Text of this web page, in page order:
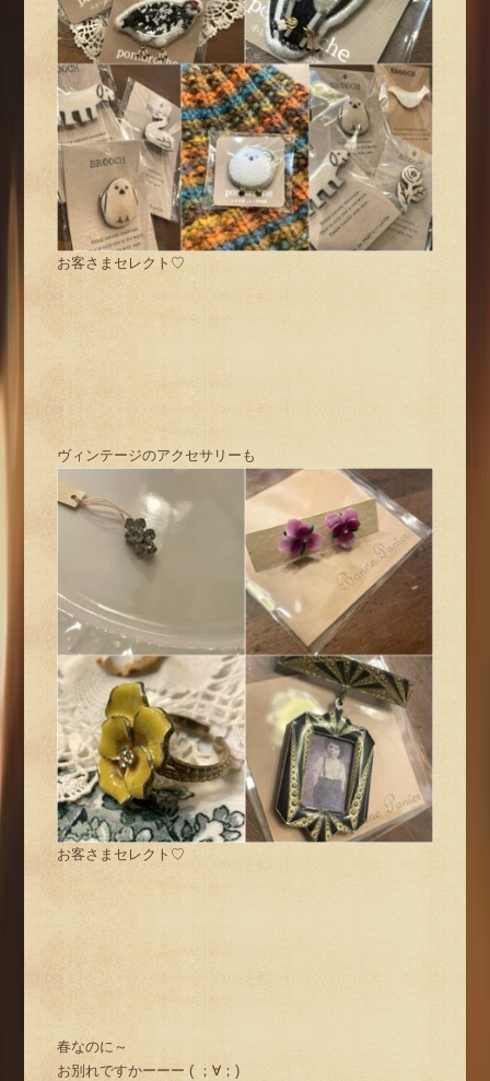
お客さまセレクト♡
ヴィンテージのアクセサリーも
お客さまセレクト♡
春なのに～
お別れですかーーー ( ；∀；)